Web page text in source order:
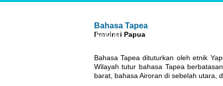
Ihwal Pemetaan Bahasa
Bahasa Tapea
Provinsi Papua
Bahasa Tapea dituturkan oleh etnik
Wilayah tutur bahasa Tapea
barat, bahasa Airoran di sebelah utara,